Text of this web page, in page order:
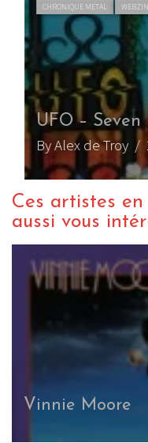
CHRONIQUE METAL WEBZINE
UFO – Seven
By Alex de Troy/ 28
Ces artistes
aussi vous
Vinnie Moore